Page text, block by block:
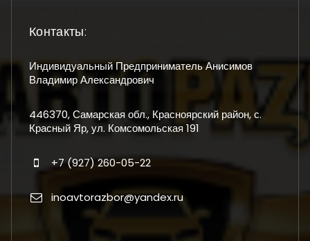
Контакты:
Индивидуальный Предприниматель Анисимов
Владимир Александрович
446370, Самарская обл., Красноярский район, с.
Красный Яр, ул. Комсомольская 191
+7 (927) 260-05-22
inoavtorazbor@yandex.ru